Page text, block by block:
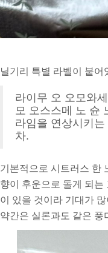
닐기리 특별 라벨이 붙
라이무 오 오모와
모 오스스메 노 슌
라임을 연상시키
차.
기본적으로 시트러스 한
향이 후운으로 돌게 되
이 있을 것이라 기대가
약간은 실론과도 같은 풍